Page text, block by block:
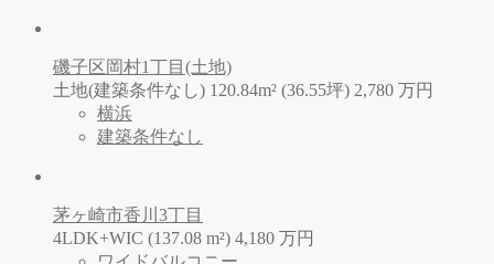
磯子区岡村1丁目(土地)
土地(建築条件なし) 120.84m² (36.55坪) 2,780 万円
横浜
建築条件なし
茅ヶ崎市香川3丁目
4LDK+WIC (137.08 m²) 4,180 万円